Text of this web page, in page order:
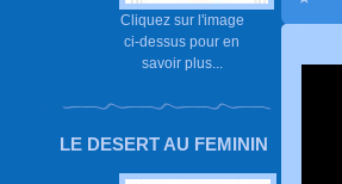
Cliquez sur l'image
ci-dessus pour en
savoir plus...
LE DESERT AU FEMININ